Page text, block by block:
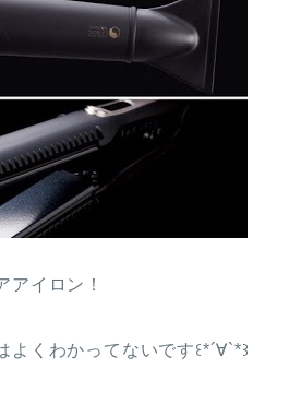
アイロン！
くわかってないです꒰*´∀`*꒱